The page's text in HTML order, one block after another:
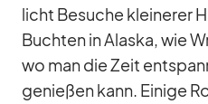
licht Be­su­che klei­ne­rer
Buch­ten in Alaska, wie
wo man die Zeit
ge­nie­ßen kann. Ei­nige